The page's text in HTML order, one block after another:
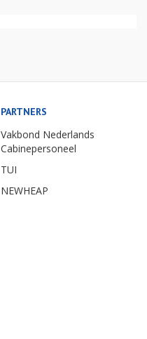
PARTNERS
Vakbond Nederlands
Cabinepersoneel
TUI
NEWHEAP